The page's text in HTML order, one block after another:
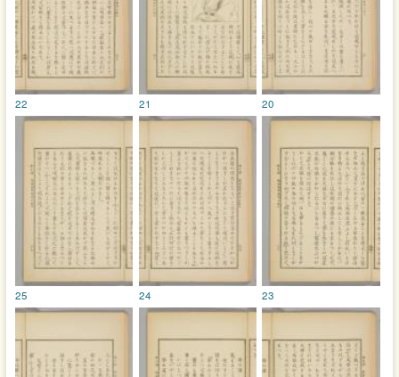
20
21
22
23
24
25